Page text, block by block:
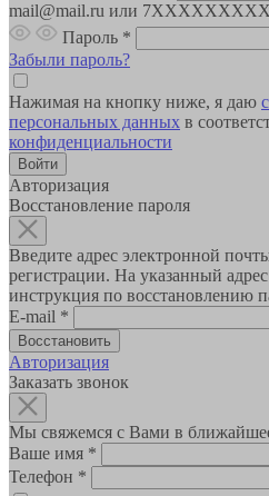
mail@mail.ru или
Пароль *
Забыли пароль?
Нажимая на кнопку ниже, я даю
персональных данных в
конфиденциальности
Авторизация
Восстановление пароля
Введите адрес электронной
регистрации. На указанный адрес
инструкция по восстановлению
E-mail *
Авторизация
Заказать звонок
Мы свяжемся с Вами в
Ваше имя *
Телефон *